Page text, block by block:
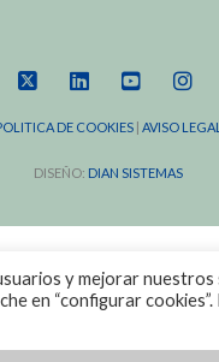
DE COOKIES| AVISO LEGAL
DISEÑO: DIAN SISTEMAS
y mejorar nuestros
en “configurar